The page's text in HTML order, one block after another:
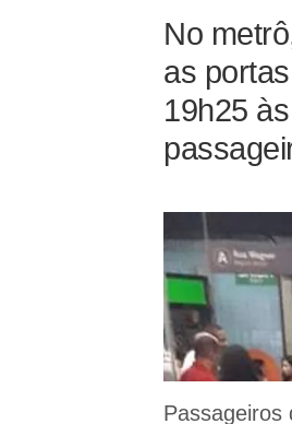
No
as
19h25
Passageiros